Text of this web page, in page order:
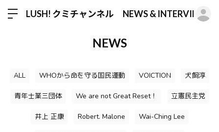
LUSH! クミチャンネル NEWS & INTERVIEW
NEWS
ALL WHOから命を守る国民運動 VOICTION 犬飼淳
青年士業三団体 We are not Great Reset！ 立憲民主党
井上 正康 Robert. Malone Wai-Ching Lee